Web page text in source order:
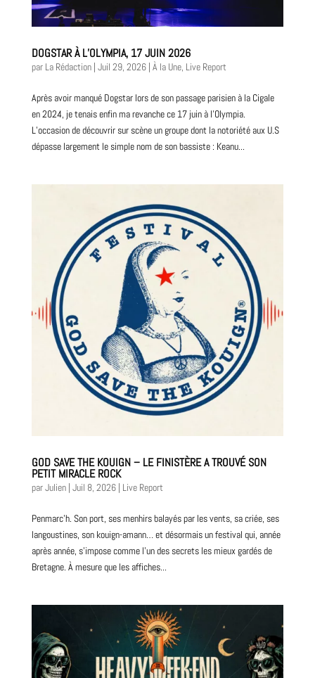
DOGSTAR À L’OLYMPIA, 17 JUIN 2026
par La Rédaction| Juil 29, 2026| À la Une, Live Report
Après avoir manqué Dogstar lors de son passage parisien à la Cigale
en 2024, je tenais enfin ma revanche ce 17 juin à l’Olympia.
L’occasion de découvrir sur scène un groupe dont la notoriété aux U.S
dépasse largement le simple nom de son bassiste : Keanu...
GOD SAVE THE KOUIGN – LE FINISTÈRE A TROUVÉ SON
PETIT MIRACLE ROCK
parJulien| Juil 8, 2026| Live Report
Penmarc’h. Son port, ses menhirs balayés par les vents, sa criée, ses
langoustines, son kouign-amann… et désormais un festival qui, année
après année, s’impose comme l’un des secrets les mieux gardés de
Bretagne. À mesure que les affiches...